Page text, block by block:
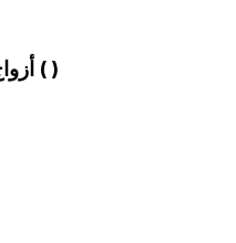
أشهر السيدي الغاني (GHC) أزواج ( )